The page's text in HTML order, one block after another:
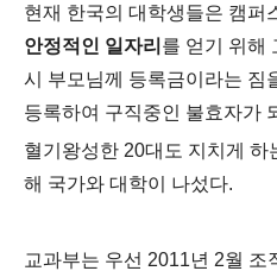
현재 한국의 대학생들은 캠퍼
안정적인 일자리 를 얻기 위해
시 부모님께 등록금이라는 짐
등록하여 구직중인 불효자가
혈기왕성한 20대도 지치게 하
해 국가와 대학이 나섰다.
교과부는 우선 2011년 2월 조